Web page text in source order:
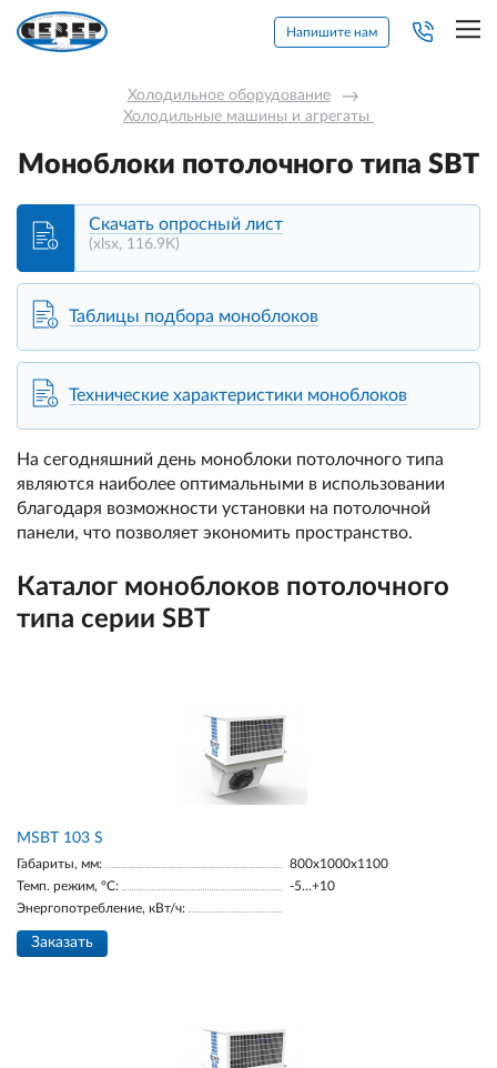
Напишите нам
Холодильное оборудование →
Холодильные машины и агрегаты
Моноблоки потолочного типа SBT
Скачать опросный лист
(xlsx, 116.9K)
Таблицы подбора моноблоков
Технические характеристики моноблоков
На сегодняшний день моноблоки потолочного типа
являются наиболее оптимальными в использовании
благодаря возможности установки на потолочной
панели, что позволяет экономить пространство.
Каталог моноблоков потолочного
типа серии SBT
MSBT 103 S
Габариты, мм:
800х1000х1100
Темп. режим, °С:
-5...+10
Энергопотребление, кВт/ч:
Заказать